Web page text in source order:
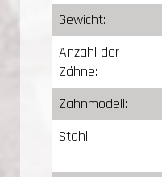
Gewicht:
Anzahl der
Zähne:
Zahnmodell:
Stahl: